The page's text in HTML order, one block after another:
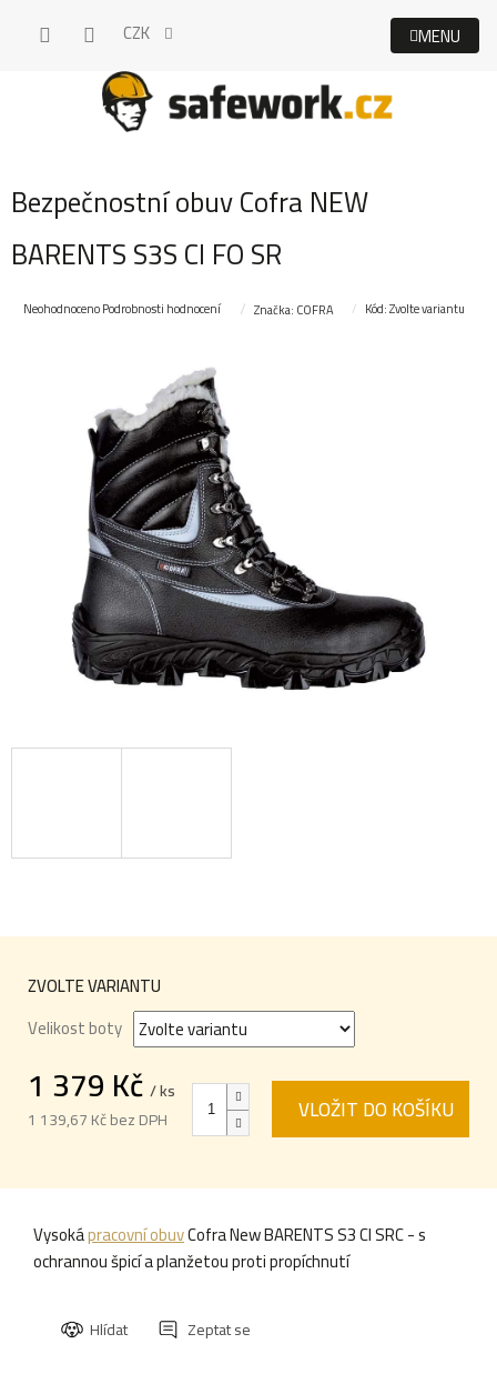
CZK
Bezpečnostní obuv Cofra NEW
BARENTS S3S CI FO SR
Průměrné
NeohodnocenoPodrobnosti hodnocení Značka: COFRA Kód:Zvolte variantu
ZVOLTE VARIANTU
Velikost boty
1 379 Kč / ks
1 139,67 Kč bez DPH
VLOŽIT DO KOŠÍKU
Vysokápracovní obuvCofra New BARENTS S3 CI SRC - s
ochrannou špicí a planžetou proti propíchnutí
Zeptat se
Hlídat